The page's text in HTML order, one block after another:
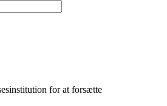
for at forsætte